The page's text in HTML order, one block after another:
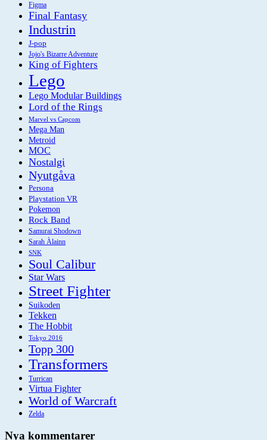
Figma
Final Fantasy
Industrin
J-pop
Jojo's Bizarre Adventure
King of Fighters
Lego
Lego Modular Buildings
Lord of the Rings
Marvel vs Capcom
Mega Man
Metroid
MOC
Nostalgi
Nyutgåva
Persona
Playstation VR
Pokemon
Rock Band
Samurai Shodown
Sarah Àlainn
SNK
Soul Calibur
Star Wars
Street Fighter
Suikoden
Tekken
The Hobbit
Tokyo 2016
Topp 300
Transformers
Turrican
Virtua Fighter
World of Warcraft
Zelda
Nya kommentarer